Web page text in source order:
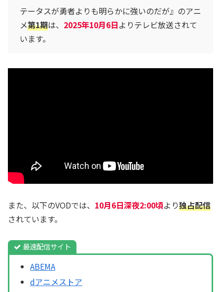
テータスが勇者よりも明らかに強いのだが』のアニ
メ第1期は、 2025年10月6日よりテレビ放送されて
います。
また、以下のVODでは、 10月6日深夜2:00頃より独占配信
されています。
最速配信サイト
ABEMA
dアニメストア